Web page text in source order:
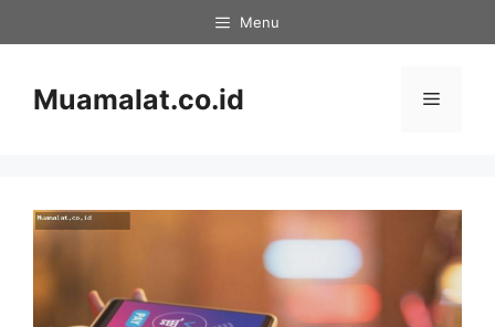
to
Menu
Muamalat.co.id Menu